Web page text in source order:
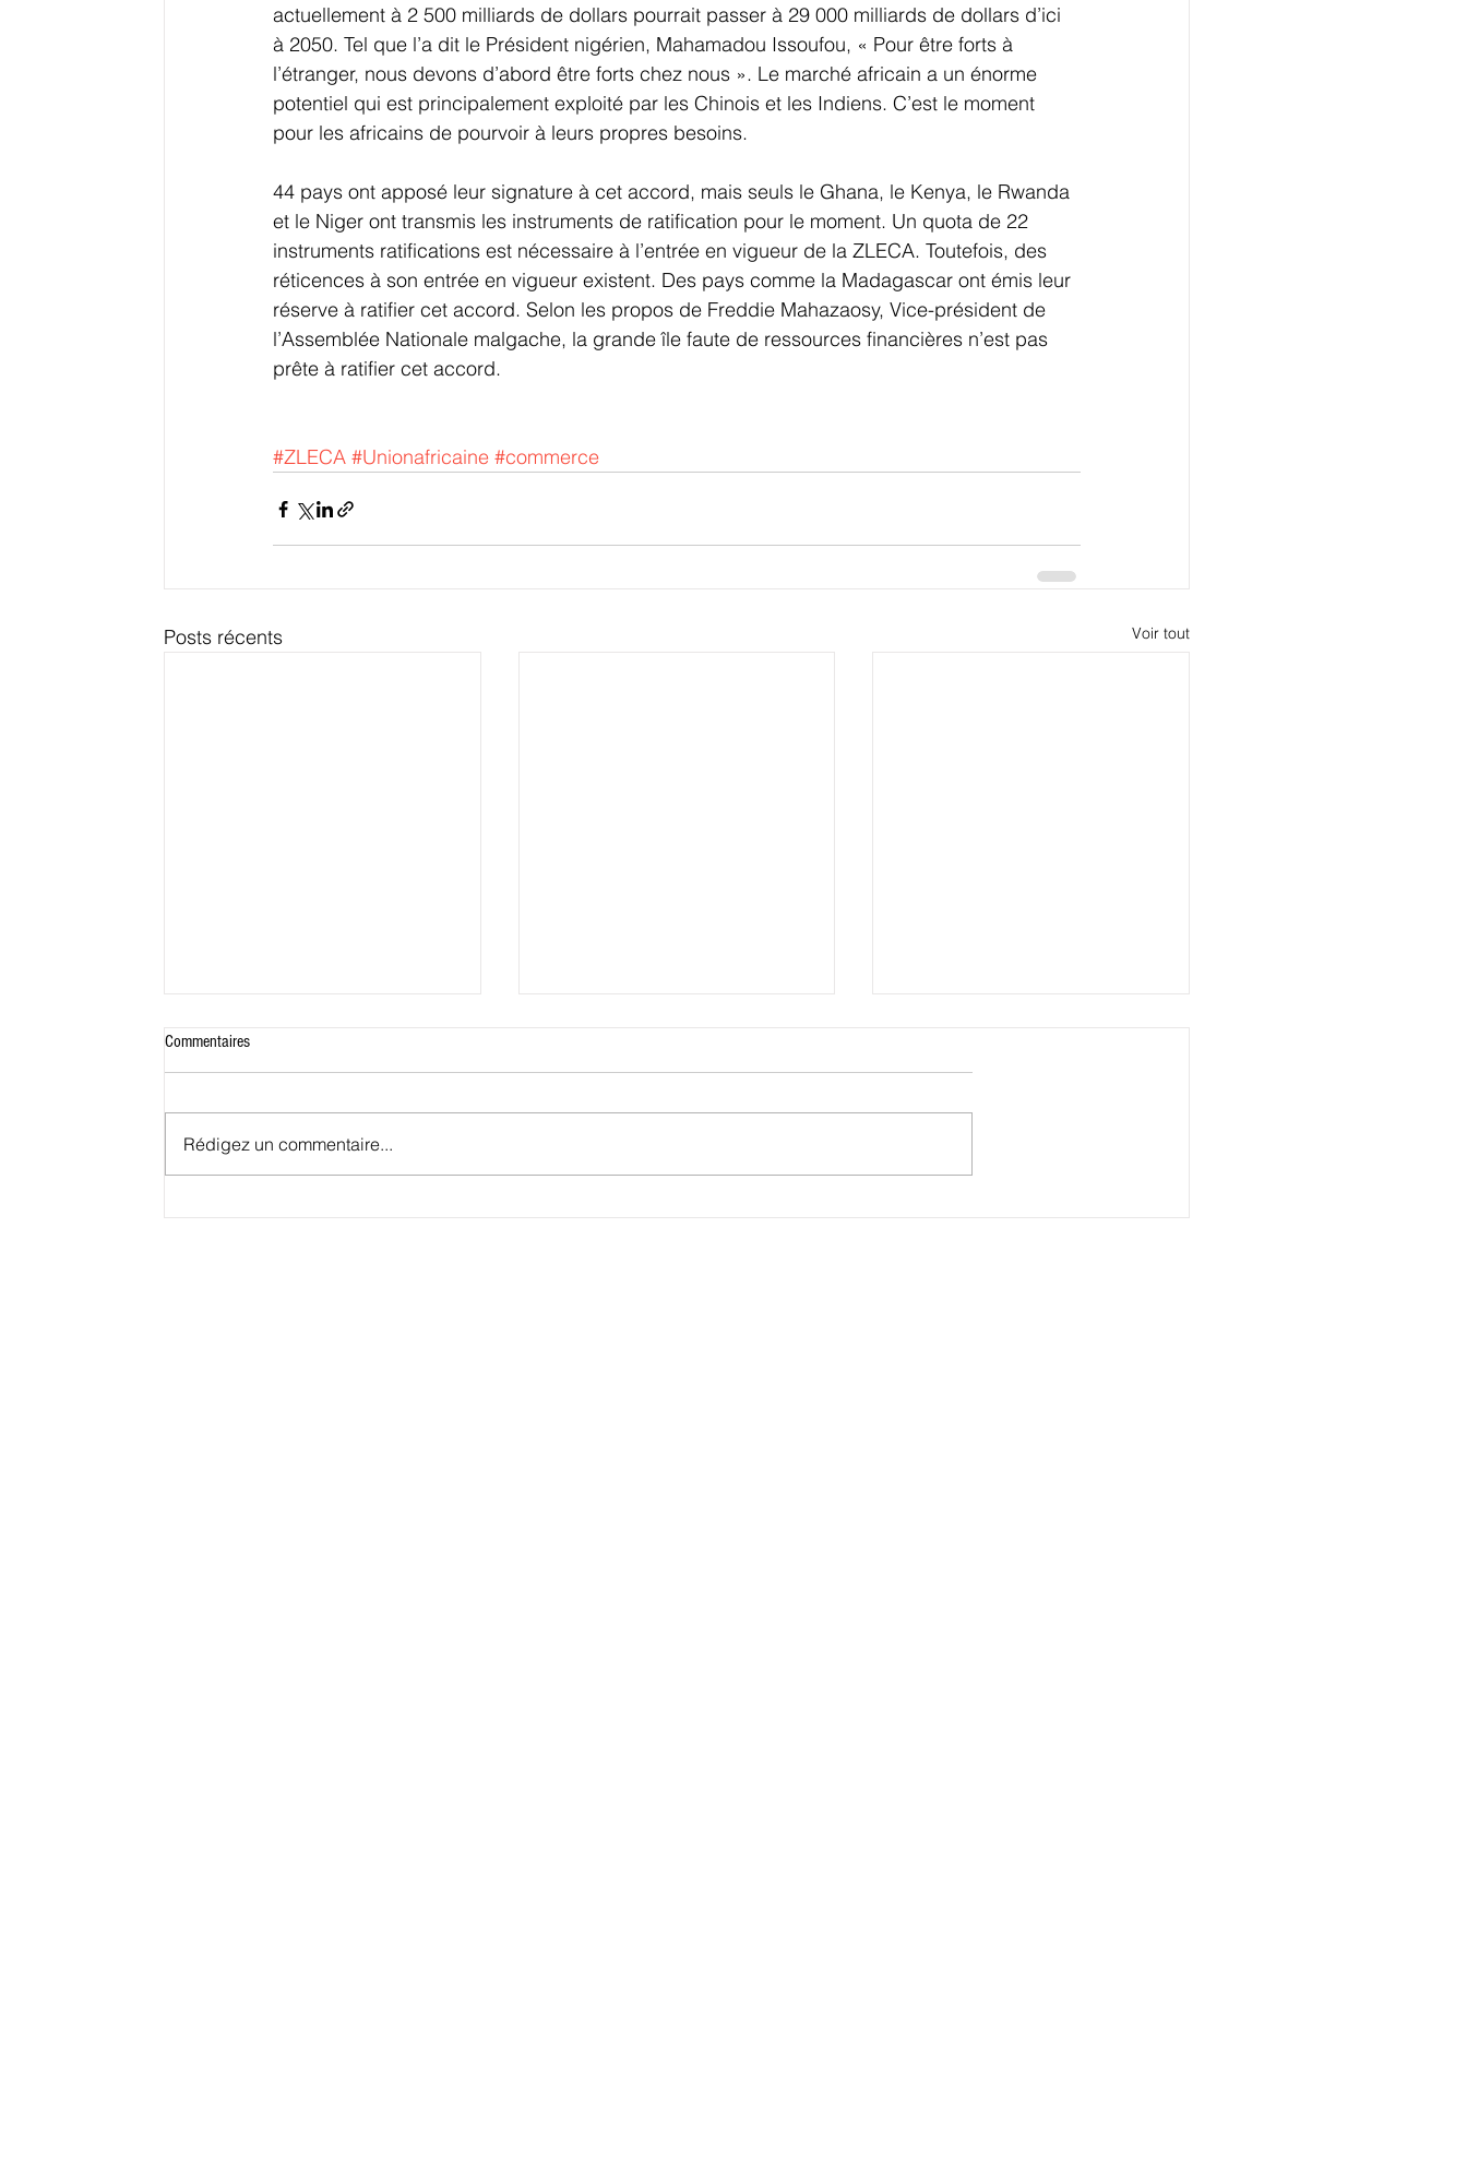
actuellement à 2 500 milliards de dollars pourrait passer à 29 000 milliards de dollars d’ici
à 2050. Tel que l’a dit le Président nigérien, Mahamadou Issoufou, « Pour être forts à
l’étranger, nous devons d’abord être forts chez nous ». Le marché africain a un énorme
potentiel qui est principalement exploité par les Chinois et les Indiens. C’est le moment
pour les africains de pourvoir à leurs propres besoins.
44 pays ont apposé leur signature à cet accord, mais seuls le Ghana, le Kenya, le Rwanda
et le Niger ont transmis les instruments de ratification pour le moment. Un quota de 22
instruments ratifications est nécessaire à l’entrée en vigueur de la ZLECA. Toutefois, des
réticences à son entrée en vigueur existent. Des pays comme la Madagascar ont émis leur
réserve à ratifier cet accord. Selon les propos de Freddie Mahazaosy, Vice-président de
l’Assemblée Nationale malgache, la grande île faute de ressources financières n’est pas
prête à ratifier cet accord.
#ZLECA #Unionafricaine #commerce
Posts récents Voir tout
Commentaires
Rédigez un commentaire...